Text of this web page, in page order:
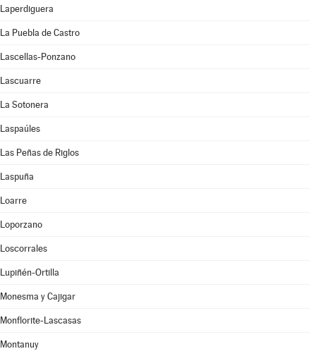
Laperdiguera
La Puebla de Castro
Lascellas-Ponzano
Lascuarre
La Sotonera
Laspaúles
Las Peñas de Riglos
Laspuña
Loarre
Loporzano
Loscorrales
Lupiñén-Ortilla
Monesma y Cajigar
Monflorite-Lascasas
Montanuy